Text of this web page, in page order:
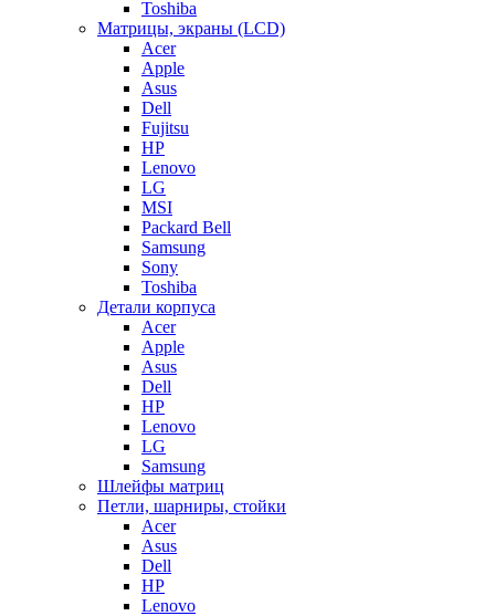
Toshiba
Матрицы, экраны (LCD)
Acer
Apple
Asus
Dell
Fujitsu
HP
Lenovo
LG
MSI
Packard Bell
Samsung
Sony
Toshiba
Детали корпуса
Acer
Apple
Asus
Dell
HP
Lenovo
LG
Samsung
Шлейфы матриц
Петли, шарниры, стойки
Acer
Asus
Dell
HP
Lenovo